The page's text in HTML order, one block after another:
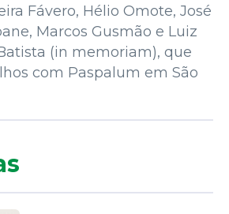
Fávero, Hélio Omote, José
Marcos Gusmão e Luiz
(in memoriam), que
com Paspalum em São